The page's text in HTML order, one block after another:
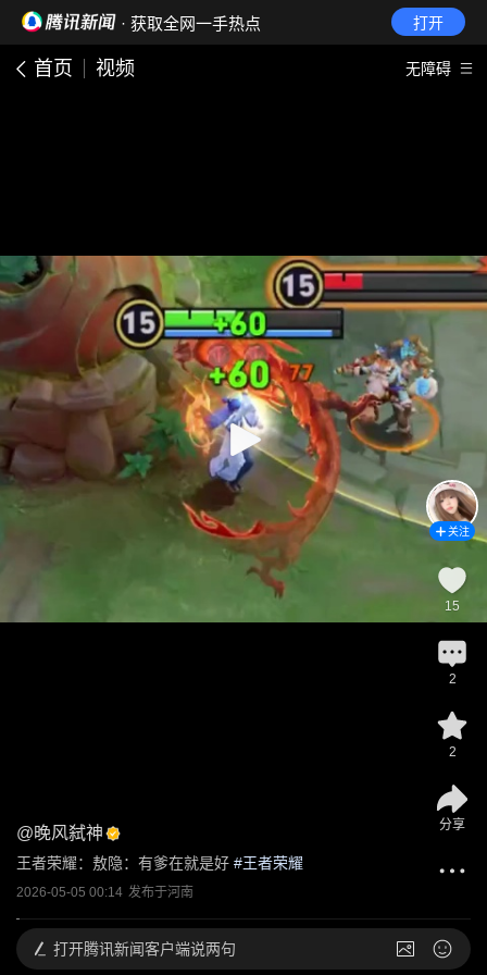
· 获取全网一手热点 打开
首页 视频 无障碍
@晚风弑神
王者荣耀：敖隐：有爹在就是好 #王者荣耀
2026-05-05 00:14 发布于河南
关注
15
2
2
分享
打开腾讯新闻客户端说两句